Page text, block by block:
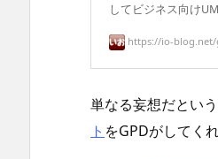
してビジネス向け
https://io-
単なる妄想だとい
ト をGPDがしてく